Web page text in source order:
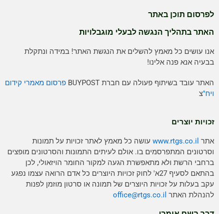
לפרסום תוכן באתר
האתר בתהליך הנגשה לבעלי מוגבלויות
אנו עושים כל מאמץ להשלים את הנגשת האתר! במידה ונתקלת
בבעיה אנא פנה אלינו!
האתר עובד בשיתוף פעולה עם חברת BUYPOST
פרסום מאמרי קידום
ויח"צ
זכויות יוצרים
אתר www.rtgs.co.il עושה כל מאמץ לאתר זכויות על תמונות
וסרטונים המתפרסמים בו. אולם לעיתים התמונות והסרטונים מופצים
ברחבי הרשת ולא מתאפשרת הגעה למקור החומר הויזאולי, לכן
בהתאם לסעיף 27א' לחוק זכויות היוצרים כל אדם הרואה עצמו נפגע
עקב בעלות על זכויות היוצרים של תמונה או סרטון מוזמן לפנות
להנהלת האתר
office@rtgs.co.il